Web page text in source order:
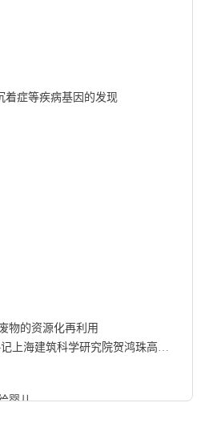
症等疾病基因的发现
物的资源化再利用
不让须眉的启明星 ——记上海建筑科学研究院贺鸿珠高级工程师
婴儿